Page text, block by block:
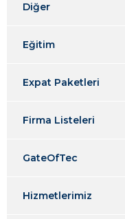
Diğer
Eğitim
Expat Paketleri
Firma Listeleri
GateOfTec
Hizmetlerimiz